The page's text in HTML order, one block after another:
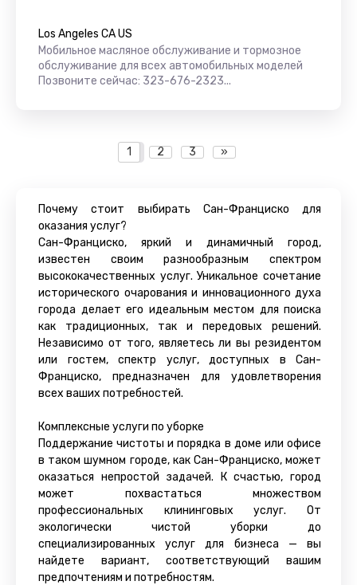
Los Angeles CA US
Мобильное масляное обслуживание и тормозное
обслуживание для всех автомобильных моделей
Позвоните сейчас: 323-676-2323...
1 2 3 »
Почему стоит выбирать Сан-Франциско для
оказания услуг?
Сан-Франциско, яркий и динамичный город,
известен своим разнообразным спектром
высококачественных услуг. Уникальное сочетание
исторического очарования и инновационного духа
города делает его идеальным местом для поиска
как традиционных, так и передовых решений.
Независимо от того, являетесь ли вы резидентом
или гостем, спектр услуг, доступных в Сан-
Франциско, предназначен для удовлетворения
всех ваших потребностей.
Комплексные услуги по уборке
Поддержание чистоты и порядка в доме или офисе
в таком шумном городе, как Сан-Франциско, может
оказаться непростой задачей. К счастью, город
может похвастаться множеством
профессиональных клининговых услуг. От
экологически чистой уборки до
специализированных услуг для бизнеса — вы
найдете вариант, соответствующий вашим
предпочтениям и потребностям.